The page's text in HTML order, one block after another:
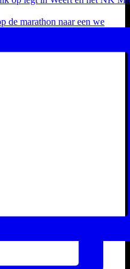
de marathon naar een we